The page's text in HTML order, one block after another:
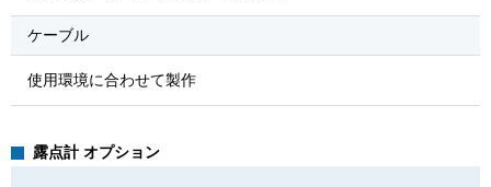
ケーブル
使用環境に合わせて製作
露点計 オプション